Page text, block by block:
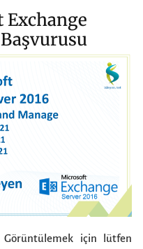
Exchange
için lütfen